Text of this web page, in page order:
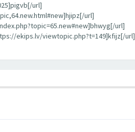
url]
url]
url]
ekips.lv/viewtopic.php?t=149]kfijz[/url]